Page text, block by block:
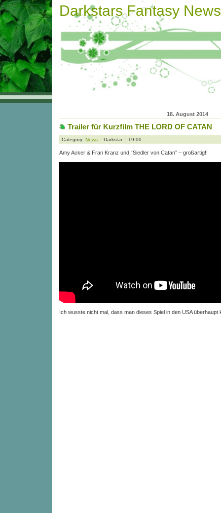
Darkstars Fantasy News
18. August 2014
Trailer für Kurzfilm THE LORD OF CATAN
Category: News – Darkstar – 19:00
Amy Acker & Fran Kranz und “Siedler von Catan” – großartig!!
Ich wusste nicht mal, dass man dieses Spiel in den USA überhaupt